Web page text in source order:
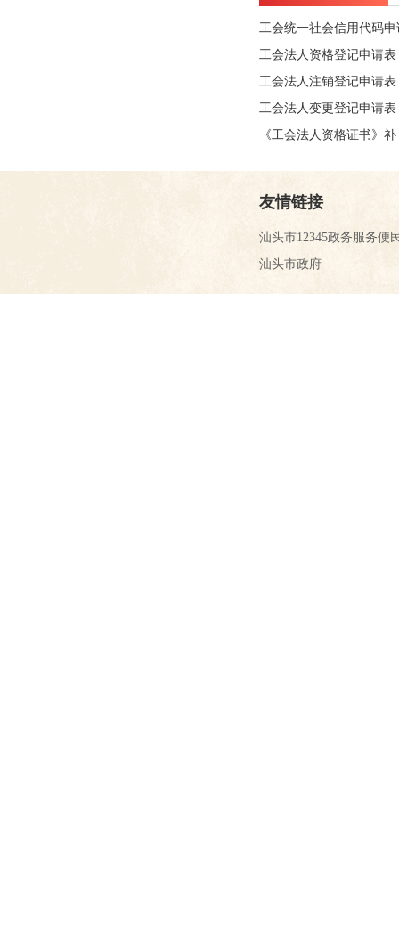
工会统一社会信用代码申
工会法人资格登记申请表
工会法人注销登记申请表
工会法人变更登记申请表
《工会法人资格证书》
友情链接
汕头市12345政务服务便
汕头市政府